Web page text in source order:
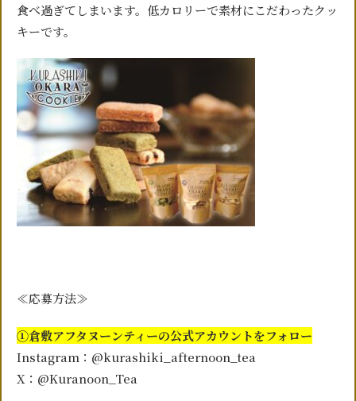
食べ過ぎてしまいます。低カロリーで素材にこだわったクッ
キーです。
≪応募方法≫
①倉敷アフタヌーンティーの公式アカウントをフォロー
Instagram：@kurashiki_afternoon_tea
X：@Kuranoon_Tea